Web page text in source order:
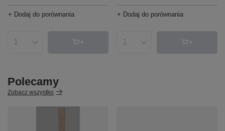
+ Dodaj do porównania
Ilość produktów
+ Dodaj do porównania
Ilość produktów
Polecamy
Zobacz wszystko